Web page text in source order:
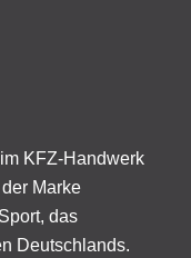
KFZ-Handwerk
Marke
das
Deutschlands.